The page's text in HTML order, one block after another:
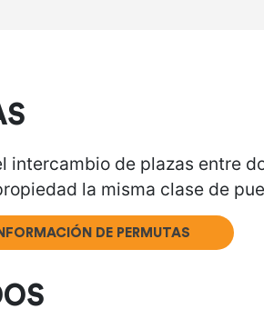
intercambio de plazas entre
la misma clase de
DE PERMUTAS